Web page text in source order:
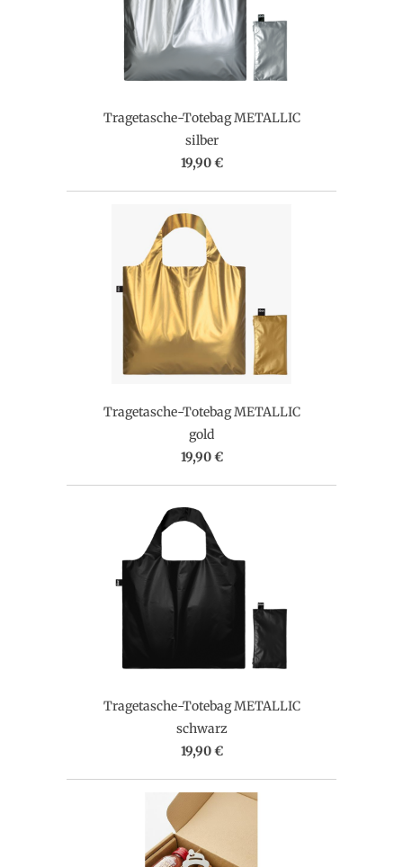
Tragetasche-Totebag METALLIC
silber
19,90 €
Tragetasche-Totebag METALLIC
gold
19,90 €
Tragetasche-Totebag METALLIC
schwarz
19,90 €